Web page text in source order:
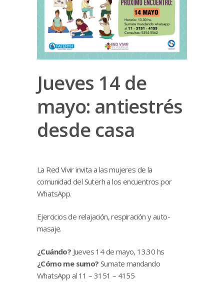
Jueves 14 de
mayo: antiestrés
desde casa
La Red Vivir invita a las mujeres de la
comunidad del Suterh a los encuentros por
WhatsApp.
Ejercicios de relajación, respiración y auto-
masaje.
¿Cuándo? Jueves 14 de mayo, 13.30 hs
¿Cómo me sumo? Sumate mandando
WhatsApp al 11 – 3151 – 4155